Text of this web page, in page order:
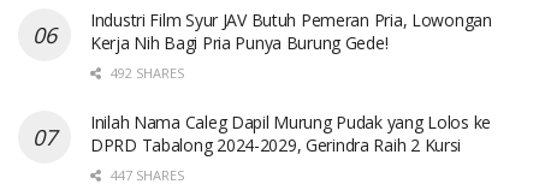
Industri Film Syur JAV Butuh Pemeran Pria, Lowongan
Kerja Nih Bagi Pria Punya Burung Gede!
492 SHARES
Inilah Nama Caleg Dapil Murung Pudak yang Lolos ke
DPRD Tabalong 2024-2029, Gerindra Raih 2 Kursi
447 SHARES